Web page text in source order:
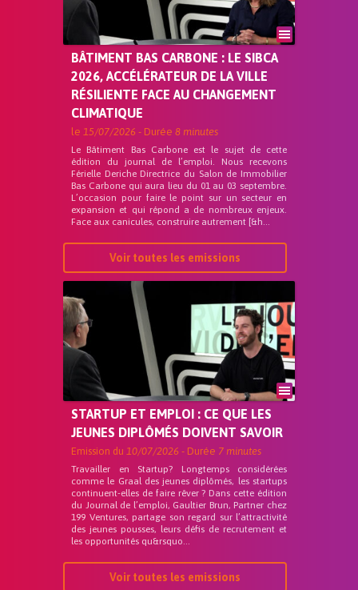
BÂTIMENT BAS CARBONE : LE SIBCA
2026, ACCÉLÉRATEUR DE LA VILLE
RÉSILIENTE FACE AU CHANGEMENT
CLIMATIQUE
le 15/07/2026 - Durée 8 minutes
Le Bâtiment Bas Carbone est le sujet de cette
édition du journal de l’emploi. Nous recevons
Férielle Deriche Directrice du Salon de Immobilier
Bas Carbone qui aura lieu du 01 au 03 septembre.
L’occasion pour faire le point sur un secteur en
expansion et qui répond a de nombreux enjeux.
Face aux canicules, construire autrement [&h...
Voir toutes les emissions
STARTUP ET EMPLOI : CE QUE LES
JEUNES DIPLÔMÉS DOIVENT SAVOIR
Emission du 10/07/2026 - Durée 7 minutes
Travailler en Startup? Longtemps considérées
comme le Graal des jeunes diplômés, les startups
continuent-elles de faire rêver ? Dans cette édition
du Journal de l’emploi, Gaultier Brun, Partner chez
199 Ventures, partage son regard sur l’attractivité
des jeunes pousses, leurs défis de recrutement et
les opportunités qu&rsquo...
Voir toutes les emissions